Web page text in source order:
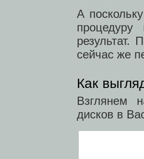
А
результат.
сейчас же
Как
Взглянем
дисков в